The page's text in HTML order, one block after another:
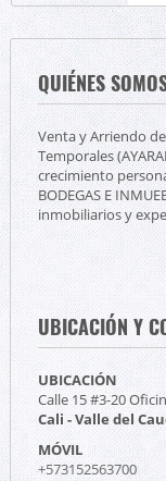
QUIÉNES
Venta y Arriendo
Temporales
crecimiento
BODEGAS E
inmobiliarios y
UBICACIÓN Y
UBICACIÓN
Calle 15 #3-20
Cali - Valle del
MÓVIL
+573152563700